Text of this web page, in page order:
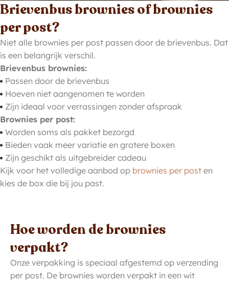
Brievenbus brownies of brownies
per post?
Niet alle brownies per post passen door de brievenbus. Dat
is een belangrijk verschil.
Brievenbus brownies:
Passen door de brievenbus
Hoeven niet aangenomen te worden
Zijn ideaal voor verrassingen zonder afspraak
Brownies per post:
Worden soms als pakket bezorgd
Bieden vaak meer variatie en grotere boxen
Zijn geschikt als uitgebreider cadeau
Kijk voor het volledige aanbod op brownies per post en
kies de box die bij jou past.
Hoe worden de brownies
verpakt?
Onze verpakking is speciaal afgestemd op verzending
per post. De brownies worden verpakt in een wit